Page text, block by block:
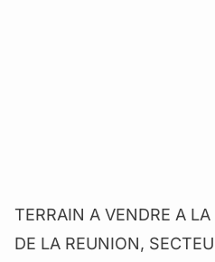
TERRAIN A VENDRE A
DE LA REUNION,